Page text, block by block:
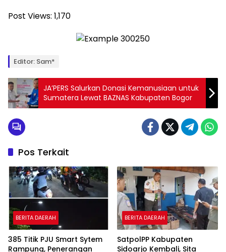
Post Views: 1,170
Editor: Sam*
JA’PERS Salurkan Donasi Kemanusiaan untuk
Sumatera Lewat BAZNAS Kabupaten Bogor
Pos Terkait
BERITA DAERAH
385 Titik PJU Smart Sytem
Rampung, Penerangan
BERITA DAERAH
SatpolPP Kabupaten
Sidoarjo Kembali, Sita